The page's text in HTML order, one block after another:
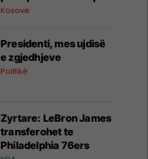
kundërshton mbajtjen
Parlamentare të
OSBE-së në Beograd
Kosovë
Presidenti, mes ujdisë
e zgjedhjeve
Politikë
Zyrtare: LeBron James
transferohet te
Philadelphia 76ers